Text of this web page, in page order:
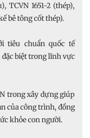
TCVN 1651-2 (thép),
bê tông cốt thép).
tiêu chuẩn quốc tế
biệt trong lĩnh vực
trong xây dựng giúp
của công trình, đồng
khỏe con người.